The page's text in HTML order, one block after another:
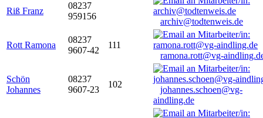
Riß Franz
08237
959156
archiv@todtenweis.de
Rott Ramona
08237
9607-42
111
ramona.rott@vg-
Schön
Johannes
08237
9607-23
102
johannes.schoen@vg-
aindling.de